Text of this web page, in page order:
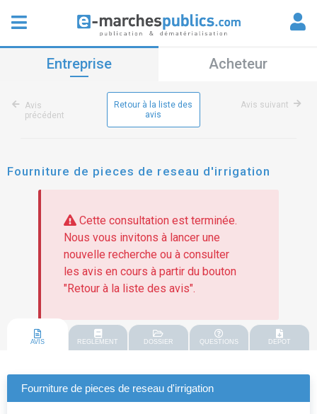
Entreprise Acheteur
Avis
précédent
Retour à la liste des
avis
Avis suivant
Fourniture de pieces de reseau d'irrigation
Cette consultation est terminée.
Nous vous invitons à lancer une
nouvelle recherche ou à consulter
les avis en cours à partir du bouton
"Retour à la liste des avis".
AVIS REGLEMENT DOSSIER QUESTIONS DEPOT
Fourniture de pieces de reseau d'irrigation